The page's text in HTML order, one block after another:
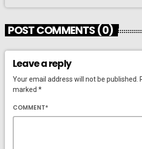
POST COMMENTS (0)
Leave a reply
Your email address will not be published.
marked *
COMMENT*